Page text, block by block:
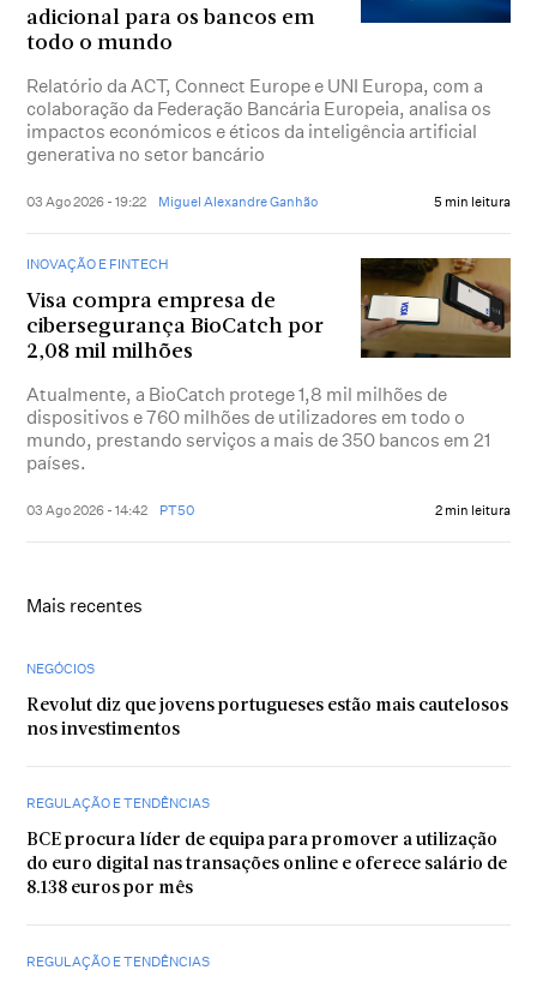
adicional para os bancos em
todo o mundo
Relatório da ACT, Connect Europe e UNI Europa, com a
colaboração da Federação Bancária Europeia, analisa os
impactos económicos e éticos da inteligência artificial
generativa no setor bancário
03 Ago 2026 - 19:22 Miguel Alexandre Ganhão 5 min leitura
INOVAÇÃO E FINTECH
Visa compra empresa de
cibersegurança BioCatch por
2,08 mil milhões
Atualmente, a BioCatch protege 1,8 mil milhões de
dispositivos e 760 milhões de utilizadores em todo o
mundo, prestando serviços a mais de 350 bancos em 21
países.
03 Ago 2026 - 14:42 PT50 2 min leitura
Mais recentes
NEGÓCIOS
Revolut diz que jovens portugueses estão mais cautelosos
nos investimentos
REGULAÇÃO E TENDÊNCIAS
BCE procura líder de equipa para promover a utilização
do euro digital nas transações online e oferece salário de
8.138 euros por mês
REGULAÇÃO E TENDÊNCIAS